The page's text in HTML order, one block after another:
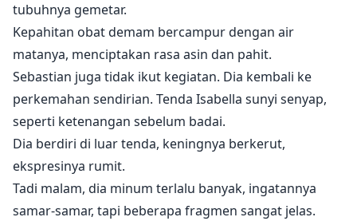
tubuhnya gemetar.
Kepahitan obat demam bercampur dengan air
matanya, menciptakan rasa asin dan pahit.
Sebastian juga tidak ikut kegiatan. Dia kembali ke
perkemahan sendirian. Tenda Isabella sunyi senyap,
seperti ketenangan sebelum badai.
Dia berdiri di luar tenda, keningnya berkerut,
ekspresinya rumit.
Tadi malam, dia minum terlalu banyak, ingatannya
samar-samar, tapi beberapa fragmen sangat jelas.